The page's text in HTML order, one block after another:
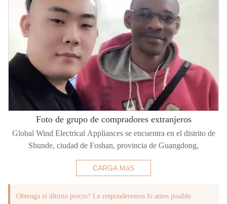
Foto de grupo de compradores extranjeros
Global Wind Electrical Appliances se encuentra en el distrito de
Shunde, ciudad de Foshan, provincia de Guangdong,
CARGA MáS
Obtenga el último precio? Le responderemos lo antes posible